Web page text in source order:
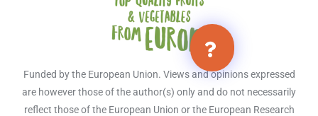
Funded by the European Union. Views and opinions expressed
are however those of the author(s) only and do not necessarily
reflect those of the European Union or the European Research